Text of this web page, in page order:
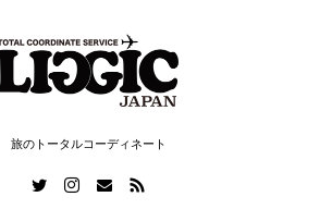
旅のトータルコーディネート